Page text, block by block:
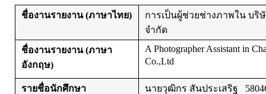
ชื่องานรายงาน (ภาษาไทย)
การเป็นผู้ช่วยช่างภาพใน บริ
จำกัด
ชื่องานรายงาน (ภาษา
อังกฤษ)
A Photographer Assistant in
Co.,Ltd
รายชื่อนักศึกษา นายวุฒิกร สันประเสริฐ